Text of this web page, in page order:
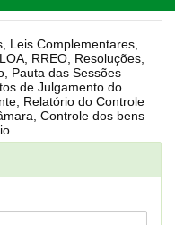
Resoluções,
Pauta das Sessões
de Julgamento do